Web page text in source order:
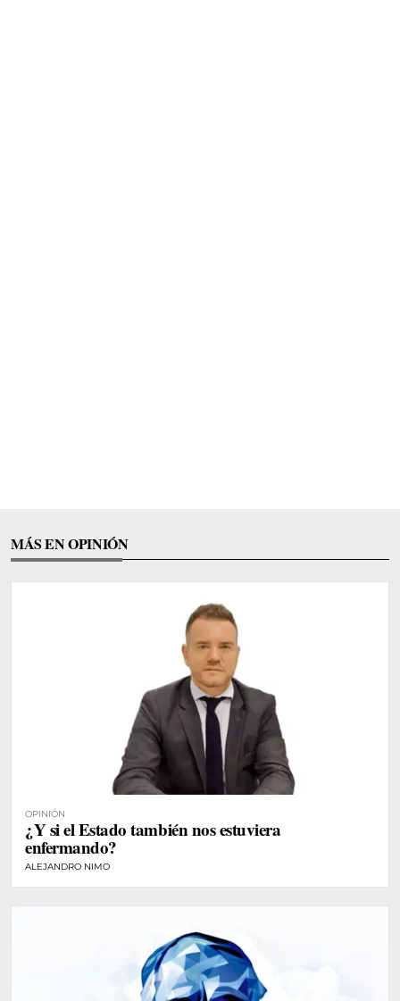
MÁS EN OPINIÓN
OPINIÓN
¿Y si el Estado también nos estuviera
enfermando?
ALEJANDRO NIMO